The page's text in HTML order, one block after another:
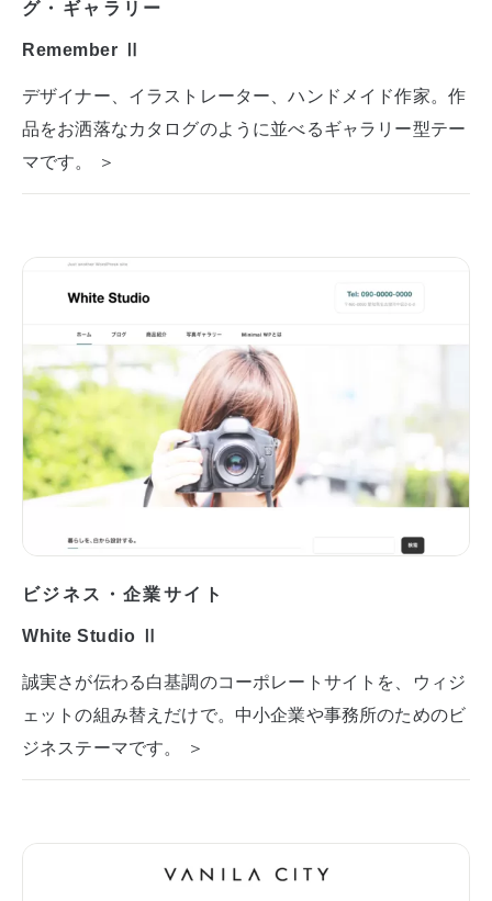
グ・ギャラリー
Remember Ⅱ
デザイナー、イラストレーター、ハンドメイド作家。作
品をお洒落なカタログのように並べるギャラリー型テー
マです。 ＞
ビジネス・企業サイト
White Studio Ⅱ
誠実さが伝わる白基調のコーポレートサイトを、ウィジ
ェットの組み替えだけで。中小企業や事務所のためのビ
ジネステーマです。 ＞